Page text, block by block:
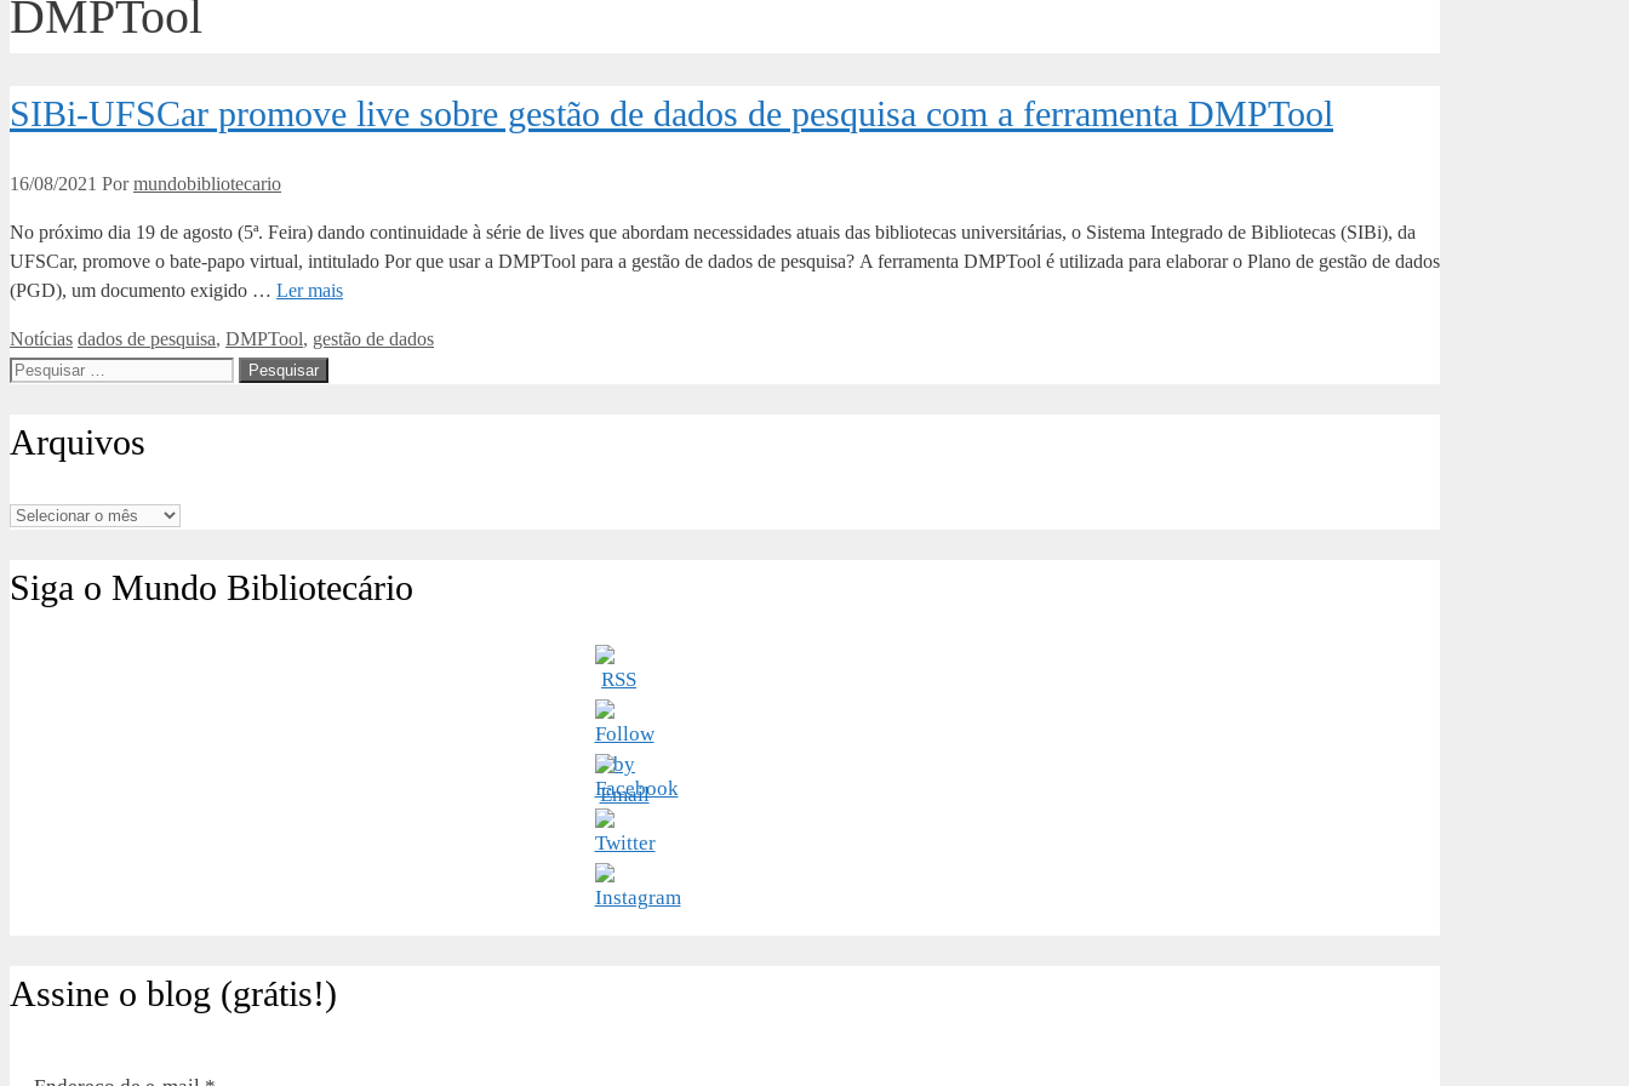
DMPTool
SIBi-UFSCar promove live sobre gestão de dados de pesquisa com a ferramenta DMPTool
16/08/2021 Pormundobibliotecario
No próximo dia 19 de agosto (5ª. Feira) dando continuidade à série de lives que abordam necessidades atuais das bibliotecas universitárias, o Sistema Integrado de Bibliotecas (SIBi), da
UFSCar, promove o bate-papo virtual, intitulado Por que usar a DMPTool para a gestão de dados de pesquisa? A ferramenta DMPTool é utilizada para elaborar o Plano de gestão de dados
(PGD), um documento exigido … Ler mais
Categorias
Notícias Tags
dados de pesquisa, DMPTool, gestão de dados
Pesquisar
Arquivos
Arquivos
Siga o Mundo Bibliotecário
Assine o blog (grátis!)